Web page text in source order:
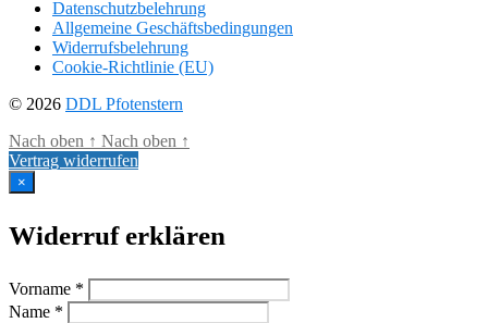
Datenschutzbelehrung
Allgemeine Geschäftsbedingungen
Widerrufsbelehrung
Cookie-Richtlinie (EU)
© 2026 DDL Pfotenstern
Nach oben ↑ Nach oben ↑
Vertrag widerrufen
×
Widerruf erklären
Vorname *
Name *